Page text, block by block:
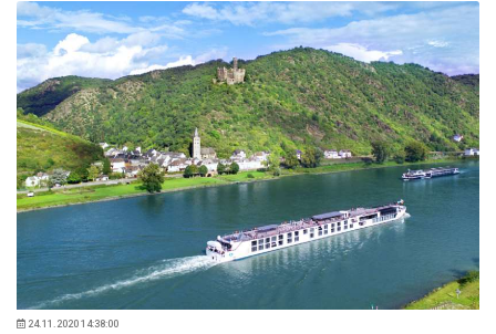
24.11.2020 14:38:00